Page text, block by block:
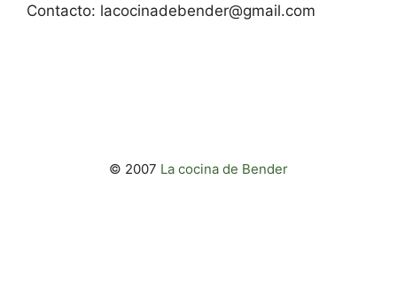
Contacto: lacocinadebender@gmail.com
© 2007 La cocina de Bender